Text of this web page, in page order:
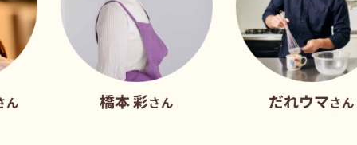
橋本 彩さん だれウマさん